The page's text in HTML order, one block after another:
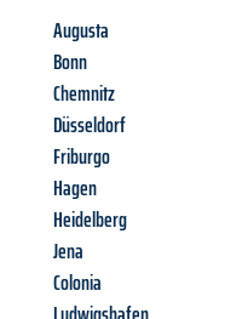
Augusta
Bonn
Chemnitz
Düsseldorf
Friburgo
Hagen
Heidelberg
Jena
Colonia